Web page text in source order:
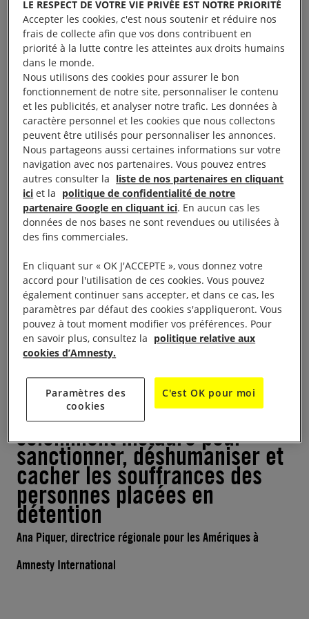
sous la houlette du gouverneur Ron DeSantis, dont
l’administration intensifie la criminalisation et la
détention massive de personnes migrantes et en
quête de sécurité. Ces conclusions ont été
recueillies au cours d’une mission de recherche
menée en septembre 2025.
« Ces conclusions confirment l’existence d’un
système sciemment instauré pour sanctionner,
déshumaniser et cacher les souffrances des
personnes placées en détention, a déclaré Ana
Piquer, directrice régionale pour les Amériques à
l’application des lois relatives à l’immigration ne
peuvent pas agir en dehors du cadre légal ni se
soustraire aux normes relatives aux droits humains.
Ce que nous observons en Floride devrait alerter
toute la région. »
Ces conclusions confirment
l’existence d’un système
sciemment instauré pour
sanctionner, déshumaniser et
cacher les souffrances des
personnes placées en
détention
Ana Piquer, directrice régionale pour les Amériques à
Amnesty International
LE RESPECT DE VOTRE VIE PRIVÉE EST NOTRE PRIORITÉ
Accepter les cookies, c'est nous soutenir et réduire nos
frais de collecte afin que vos dons contribuent en
priorité à la lutte contre les atteintes aux droits humains
dans le monde.
Nous utilisons des cookies pour assurer le bon
fonctionnement de notre site, personnaliser le contenu
et les publicités, et analyser notre trafic. Les données à
caractère personnel et les cookies que nous collectons
peuvent être utilisés pour personnaliser les annonces.
Nous partageons aussi certaines informations sur votre
navigation avec nos partenaires. Vous pouvez entres
autres consulter la liste de nos partenaires en cliquant
ici et la politique de confidentialité de notre
partenaire Google en cliquant ici. En aucun cas les
données de nos bases ne sont revendues ou utilisées à
des fins commerciales.
En cliquant sur « OK J'ACCEPTE », vous donnez votre
accord pour l'utilisation de ces cookies. Vous pouvez
également continuer sans accepter, et dans ce cas, les
paramètres par défaut des cookies s'appliqueront. Vous
pouvez à tout moment modifier vos préférences. Pour
en savoir plus, consultez la politique relative aux
cookies d’Amnesty.
Paramètres des
cookies
C'est OK pour moi